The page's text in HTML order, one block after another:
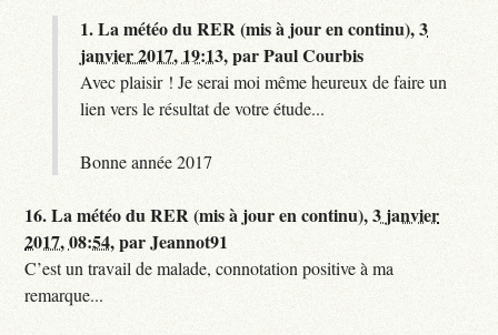
1.La météo du RER (mis à jour en continu),3
janvier 2017, 19:13,parPaul Courbis
Avec plaisir ! Je serai moi même heureux de faire un
lien vers le résultat de votre étude...
Bonne année 2017
16.La météo du RER (mis à jour en continu),3 janvier
2017, 08:54,parJeannot91
C’est un travail de malade, connotation positive à ma
remarque...